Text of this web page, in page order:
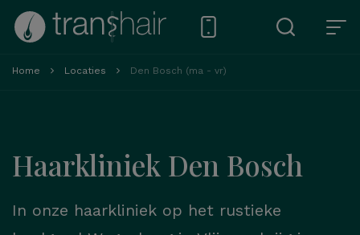
Home Locaties Den Bosch (ma - vr)
Haarkliniek Den Bosch
In onze haarkliniek op het rustieke